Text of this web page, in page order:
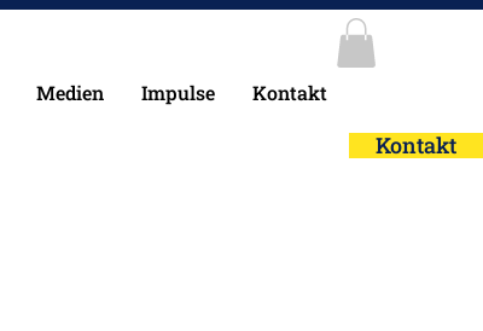
Kontakt
Medien Impulse Kontakt